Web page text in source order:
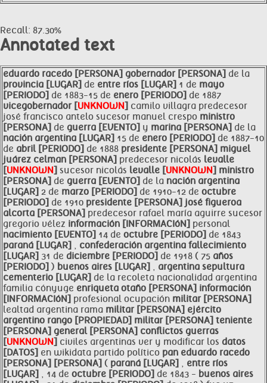
Recall: 87.30%
Annotated text
eduardo racedo [PERSONA] gobernador [PERSONA] de la
provincia [LUGAR] de entre ríos [LUGAR] 1 de mayo
[PERIODO] de 1883-15 de enero [PERIODO] de 1887
vicegobernador [UNKNOWN] camilo villagra predecesor
josé francisco antelo sucesor manuel crespo ministro
[PERSONA] de guerra [EVENTO] y marina [PERSONA] de la
nación argentina [LUGAR] 15 de enero [PERIODO] de 1887-10
de abril [PERIODO] de 1888 presidente [PERSONA] miguel
juárez celman [PERSONA] predecesor nicolás levalle
[UNKNOWN] sucesor nicolás levalle [UNKNOWN] ministro
[PERSONA] de guerra [EVENTO] de la nación argentina
[LUGAR] 2 de marzo [PERIODO] de 1910-12 de octubre
[PERIODO] de 1910 presidente [PERSONA] josé figueroa
alcorta [PERSONA] predecesor rafael maría aguirre sucesor
gregorio vélez información [INFORMACIóN] personal
nacimiento [EVENTO] 14 de octubre [PERIODO] de 1843
paraná [LUGAR] , confederación argentina fallecimiento
[LUGAR] 31 de diciembre [PERIODO] de 1918 ( 75 años
[PERIODO] ) buenos aires [LUGAR] , argentina sepultura
cementerio [LUGAR] de la recoleta nacionalidad argentina
familia cónyuge enriqueta otaño [PERSONA] información
[INFORMACIóN] profesional ocupación militar [PERSONA]
lealtad argentina rama militar [PERSONA] ejército
argentino rango [PROPIEDAD] militar [PERSONA] teniente
[PERSONA] general [PERSONA] conflictos guerras
[UNKNOWN] civiles argentinas ver y modificar los datos
[DATOS] en wikidata partido político pan eduardo racedo
[PERSONA] [PERSONA] ( paraná [LUGAR] , entre ríos
[LUGAR] , 14 de octubre [PERIODO] de 1843 - buenos aires